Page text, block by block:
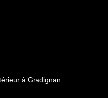
à Gradignan